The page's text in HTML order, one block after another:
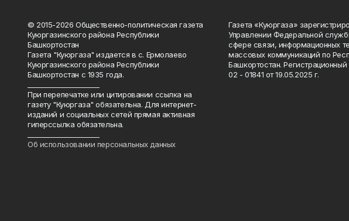
© 2015-2026 Общественно-политическая газета
Куюргазинского района Республики
Башкортостан
Газета "Куюргаза" издается в с. Ермолаево
Куюргазинского района Республики
Башкортостан с 1935 года.
При перепечатке или цитировании ссылка на
газету "Куюргаза" обязательна. Для интернет-
изданий и социальных сетей прямая активная
гиперссылка обязательна.
Об использовании персональных данных
Газета «Куюргаза»
Управлении Федеральной
сфере связи, информационных
массовых коммуникаций по
Башкортостан.
02 - 01841 от 19.05.2025 г.